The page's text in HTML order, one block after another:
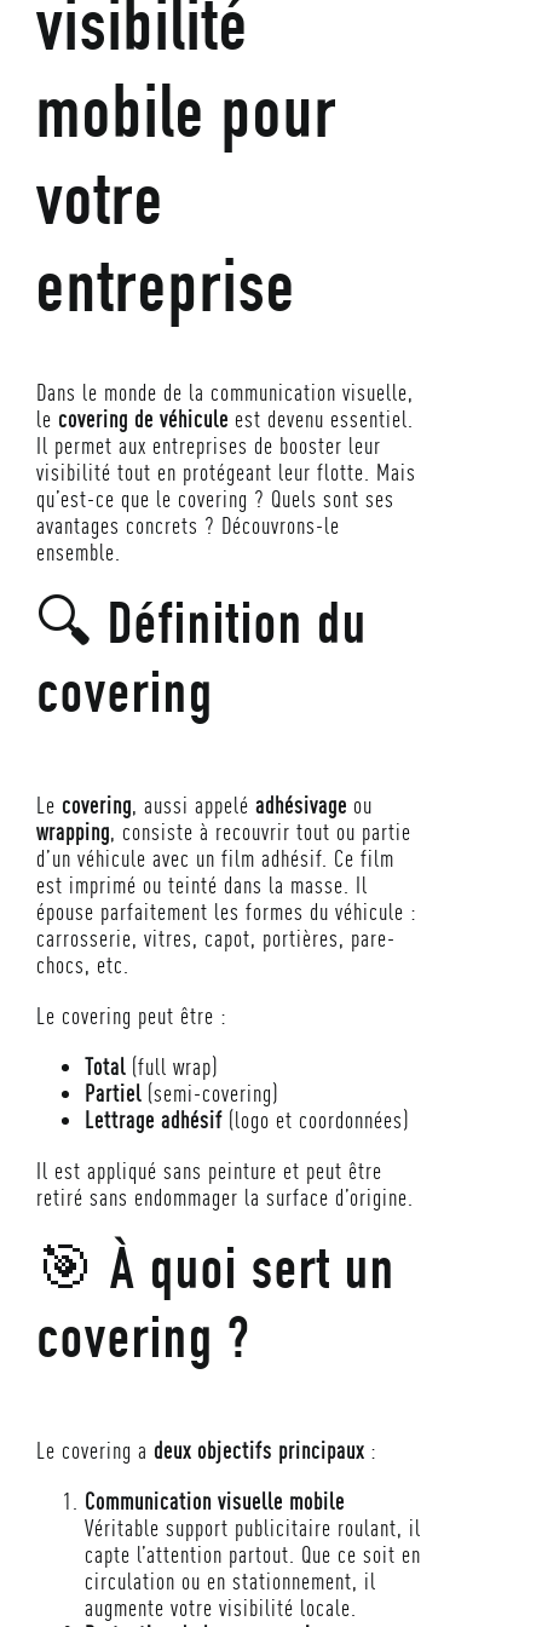
visibilité
mobile pour
votre
entreprise
Dans le monde de la communication visuelle,
le covering de véhicule est devenu essentiel.
Il permet aux entreprises de booster leur
visibilité tout en protégeant leur flotte. Mais
qu’est-ce que le covering ? Quels sont ses
avantages concrets ? Découvrons-le
ensemble.
🔍 Définition du
covering
Le covering, aussi appelé adhésivage ou
wrapping, consiste à recouvrir tout ou partie
d’un véhicule avec un film adhésif. Ce film
est imprimé ou teinté dans la masse. Il
épouse parfaitement les formes du véhicule :
carrosserie, vitres, capot, portières, pare-
chocs, etc.
Le covering peut être :
Total(full wrap)
Partiel(semi-covering)
Lettrage adhésif(logo et coordonnées)
Il est appliqué sans peinture et peut être
retiré sans endommager la surface d’origine.
🎯 À quoi sert un
covering ?
Le covering a deux objectifs principaux:
Communication visuelle mobile
Véritable support publicitaire roulant, il
capte l’attention partout. Que ce soit en
circulation ou en stationnement, il
augmente votre visibilité locale.